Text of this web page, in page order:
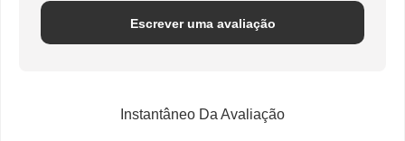
Escrever uma avaliação
Instantâneo Da Avaliação